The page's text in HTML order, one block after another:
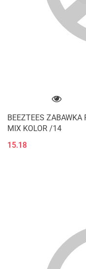
BEEZTEES
MIX KOLOR /14
15.18